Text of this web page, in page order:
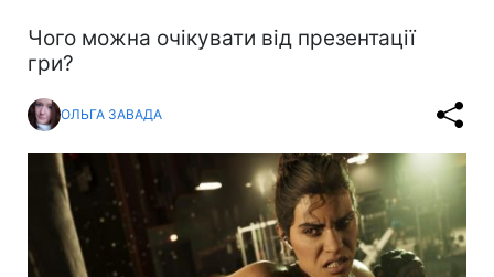
Чого можна очікувати від презентації
гри?
ОЛЬГА ЗАВАДА